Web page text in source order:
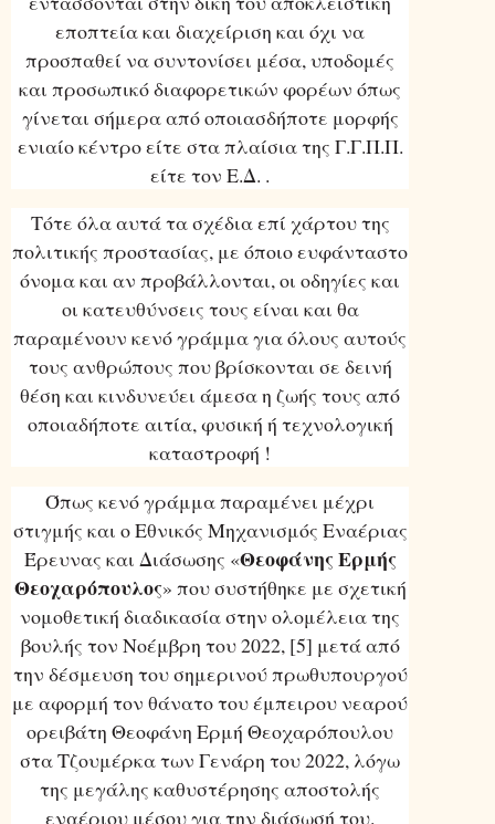
εποπτεία και διαχείριση και όχι να
προσπαθεί να συντονίσει μέσα, υποδομές
και προσωπικό διαφορετικών φορέων όπως
γίνεται σήμερα από οποιασδήποτε μορφής
ενιαίο κέντρο είτε στα πλαίσια της Γ.Γ.Π.Π.
είτε τον Ε.Δ. .
Τότε όλα αυτά τα σχέδια επί χάρτου της
πολιτικής προστασίας, με όποιο ευφάνταστο
όνομα και αν προβάλλονται, οι οδηγίες και
οι κατευθύνσεις τους είναι και θα
παραμένουν κενό γράμμα για όλους αυτούς
τους ανθρώπους που βρίσκονται σε δεινή
θέση και κινδυνεύει άμεσα η ζωής τους από
οποιαδήποτε αιτία, φυσική ή τεχνολογική
καταστροφή !
Όπως κενό γράμμα παραμένει μέχρι
στιγμής και ο Εθνικός Μηχανισμός Εναέριας
Έρευνας και Διάσωσης «Θεοφάνης Ερμής
Θεοχαρόπουλος» που συστήθηκε με σχετική
νομοθετική διαδικασία στην ολομέλεια της
βουλής τον Νοέμβρη του 2022, [5] μετά από
την δέσμευση του σημερινού πρωθυπουργού
με αφορμή τον θάνατο του έμπειρου νεαρού
ορειβάτη Θεοφάνη Ερμή Θεοχαρόπουλου
στα Τζουμέρκα των Γενάρη του 2022, λόγω
της μεγάλης καθυστέρησης αποστολής
εναέριου μέσου για την διάσωσή του.